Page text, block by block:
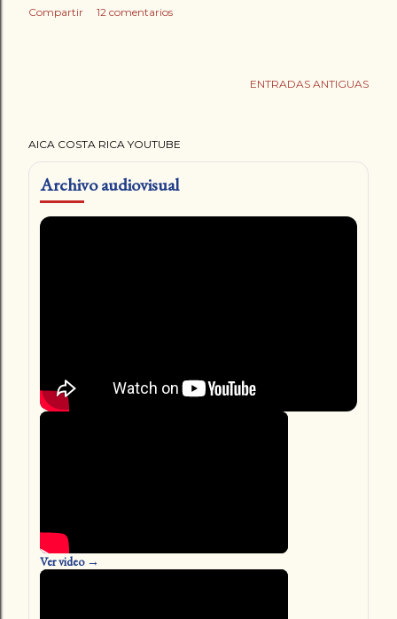
Compartir 12 comentarios
ENTRADAS ANTIGUAS
AICA COSTA RICA YOUTUBE
Archivo audiovisual
Ver video →